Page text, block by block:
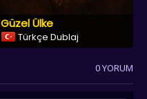
Güzel Ülke
Türkçe Dublaj
0 YORUM